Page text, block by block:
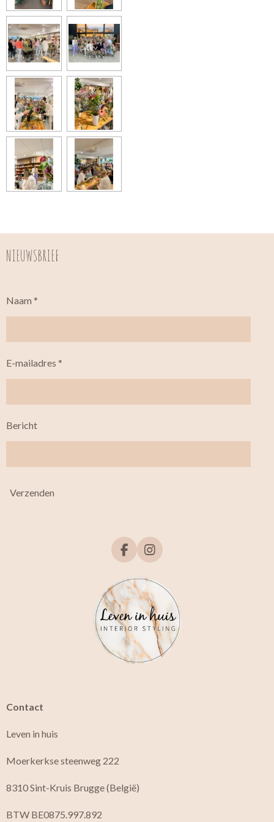
NIEUWSBRIEF
Naam *
E-mailadres *
Bericht
Verzenden
F
a
c
e
b
o
o
k
I
n
s
t
a
g
r
Contact
Leven in huis
Moerkerkse steenweg 222
8310 Sint-Kruis Brugge (België)
BTW BE0875.997.892